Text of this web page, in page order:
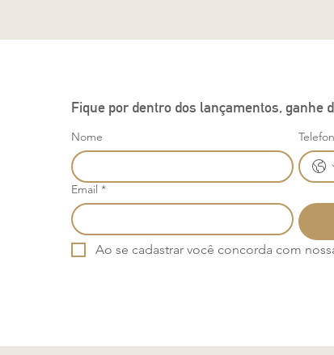
Fique por dentro dos lançamentos, ganhe
Nome
Email *
Ao se cadastrar você concorda com